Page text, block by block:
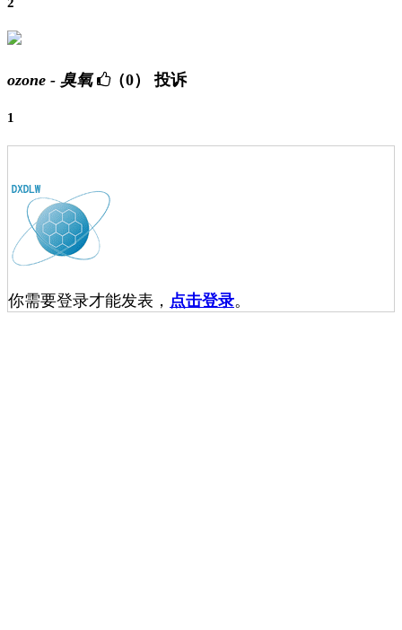
ozone - 臭氧 （0） 投诉
1
你需要登录才能发表， 点击登录。